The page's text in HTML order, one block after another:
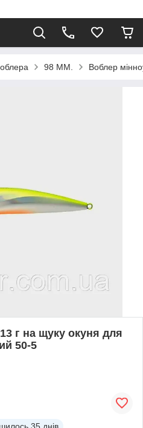
98 ММ. Воблер
г на щуку окуня для
50-5
35 днів